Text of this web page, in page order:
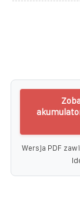
Wersja PDF